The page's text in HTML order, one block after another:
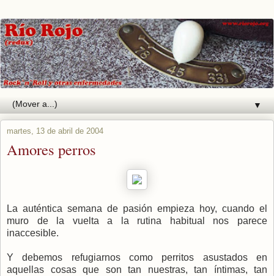
▼
martes, 13 de abril de 2004
Amores perros
La auténtica semana de pasión empieza hoy, cuando el
muro de la vuelta a la rutina habitual nos parece
inaccesible.
Y debemos refugiarnos como perritos asustados en
aquellas cosas que son tan nuestras, tan íntimas, tan